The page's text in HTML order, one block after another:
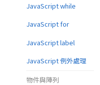
JavaScript while
JavaScript for
JavaScript label
JavaScript 例外處理
物件與陣列